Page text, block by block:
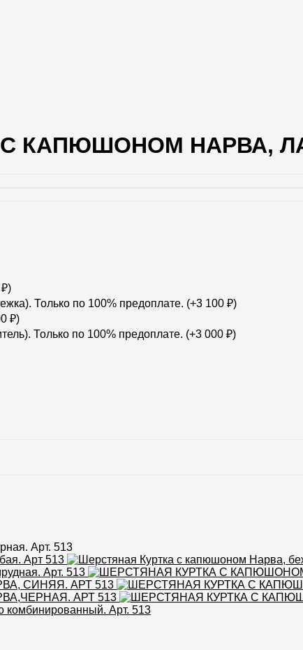
КАПЮШОНОМ НАРВА,
₽)
Только по 100% предоплате. (+3 100 ₽)
₽)
Только по 100% предоплате. (+3 000 ₽)